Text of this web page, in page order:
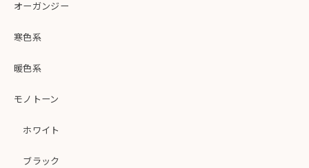
オーガンジー
寒色系
暖色系
モノトーン
ホワイト
ブラック